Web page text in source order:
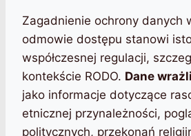
Zagadnienie ochrony danych
odmowie dostępu stanowi
współczesnej regulacji,
kontekście RODO. Dane
jako informacje dotyczące
etnicznej przynależności,
politycznych, przekonań